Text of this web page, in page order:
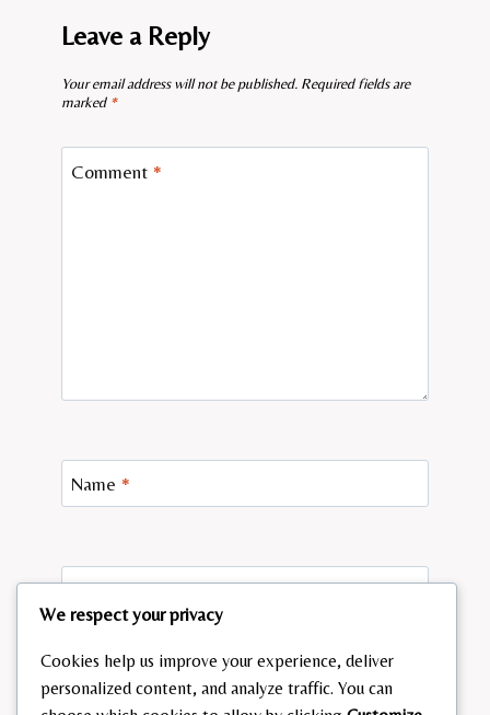
Leave a Reply
Your email address will not be published. Required fields are
marked *
Comment *
Name *
Email*
Website
We respect your privacy
Cookies help us improve your experience, deliver
personalized content, and analyze traffic. You can